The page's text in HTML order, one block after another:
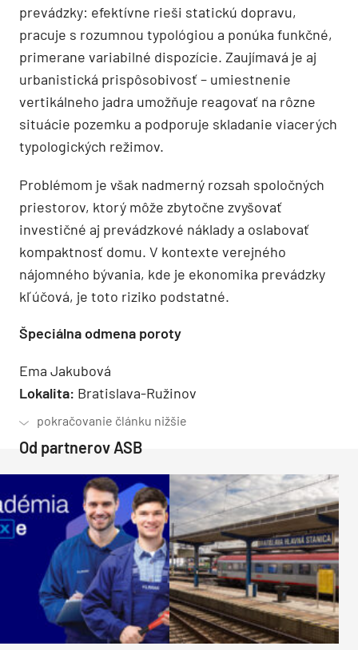
prevádzky: efektívne rieši statickú dopravu,
pracuje s rozumnou typológiou a ponúka funkčné,
primerane variabilné dispozície. Zaujímavá je aj
urbanistická prispôsobivosť – umiestnenie
vertikálneho jadra umožňuje reagovať na rôzne
situácie pozemku a podporuje skladanie viacerých
typologických režimov.
Problémom je však nadmerný rozsah spoločných
priestorov, ktorý môže zbytočne zvyšovať
investičné aj prevádzkové náklady a oslabovať
kompaktnosť domu. V kontexte verejného
nájomného bývania, kde je ekonomika prevádzky
kľúčová, je toto riziko podstatné.
Špeciálna odmena poroty
Ema Jakubová
Lokalita: Bratislava-Ružinov
Od partnerov ASB